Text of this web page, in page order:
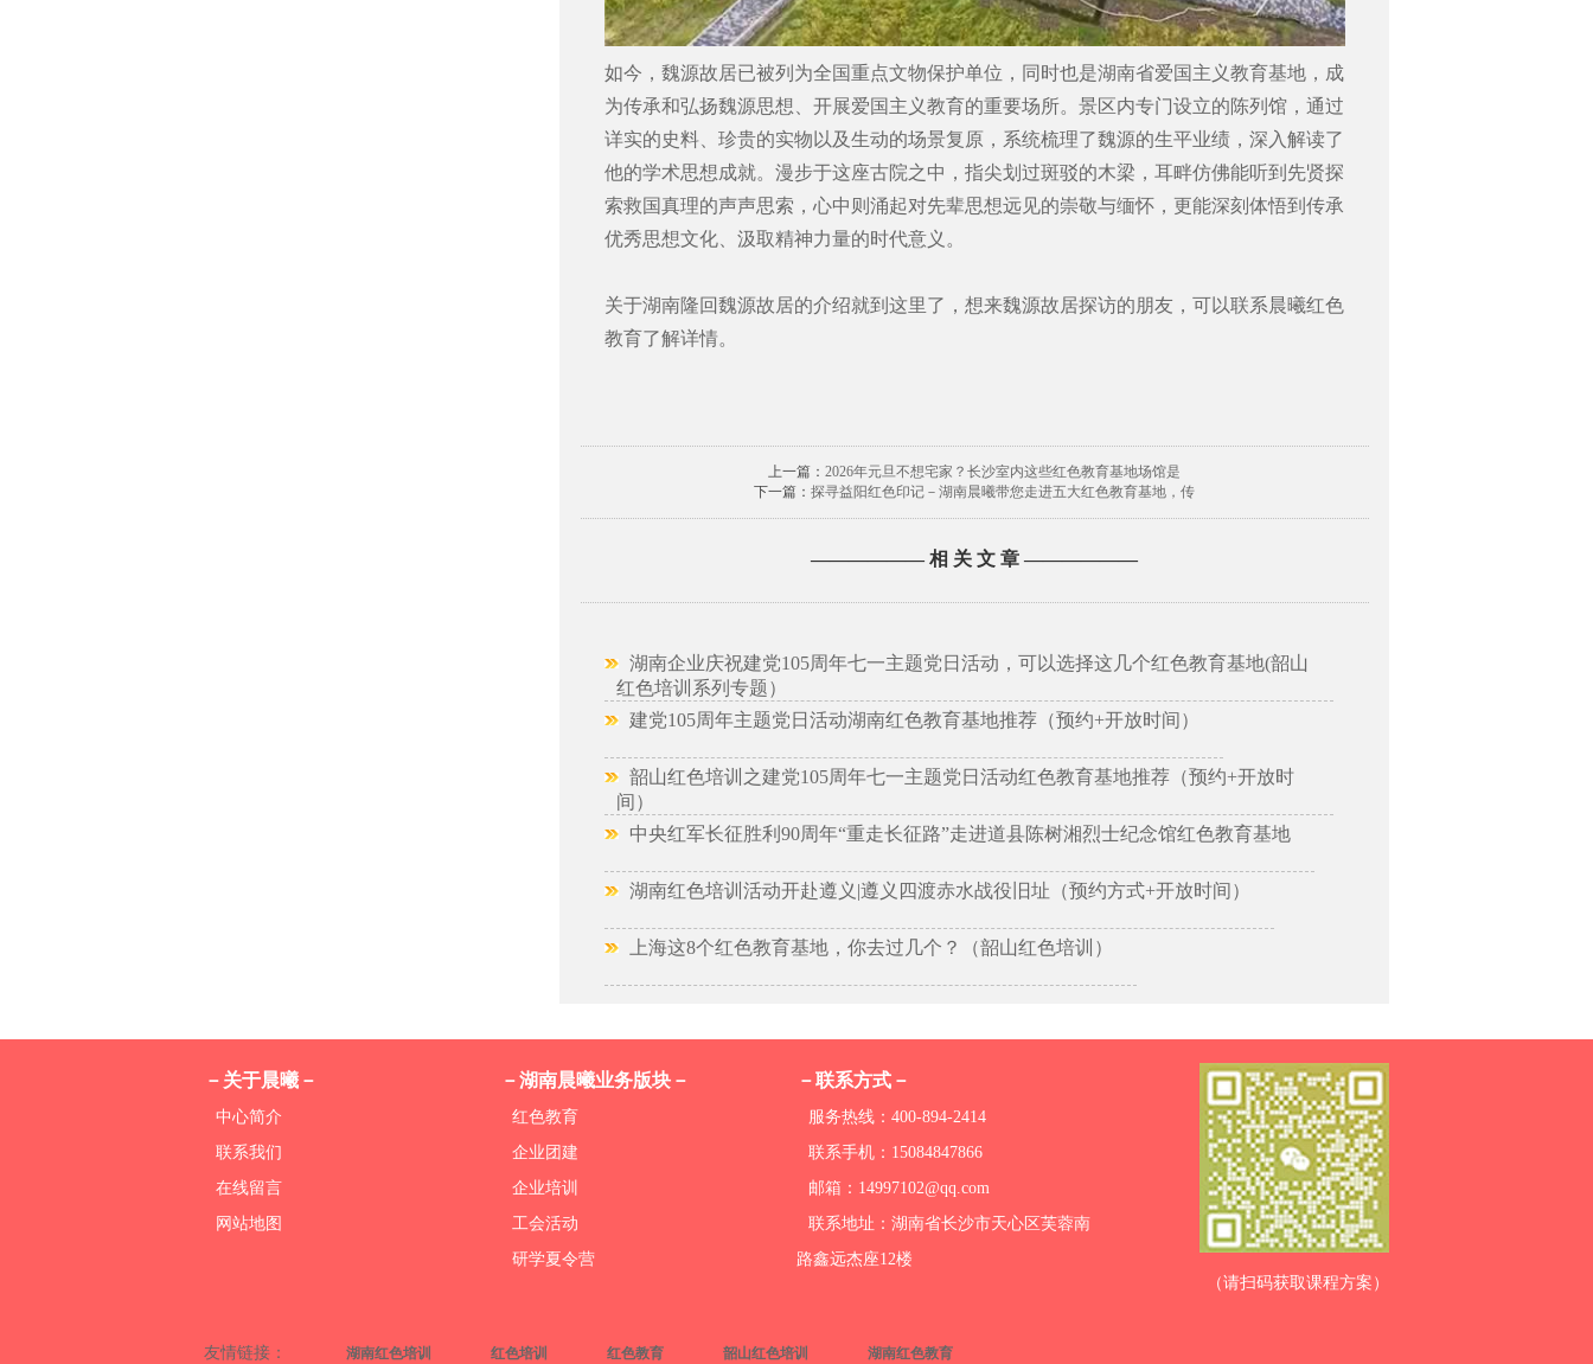
如今，魏源故居已被列为全国重点文物保护单位，同时也是湖南省爱国主义教育基地，成
为传承和弘扬魏源思想、开展爱国主义教育的重要场所。景区内专门设立的陈列馆，通过
详实的史料、珍贵的实物以及生动的场景复原，系统梳理了魏源的生平业绩，深入解读了
他的学术思想成就。漫步于这座古院之中，指尖划过斑驳的木梁，耳畔仿佛能听到先贤探
索救国真理的声声思索，心中则涌起对先辈思想远见的崇敬与缅怀，更能深刻体悟到传承
优秀思想文化、汲取精神力量的时代意义。
关于湖南隆回魏源故居的介绍就到这里了，想来魏源故居探访的朋友，可以联系晨曦红色
教育了解详情。
上一篇： 2026年元旦不想宅家？长沙室内这些红色教育基地场馆是
下一篇： 探寻益阳红色印记－湖南晨曦带您走进五大红色教育基地，传
—————— 相 关 文 章 ——————
湖南企业庆祝建党105周年七一主题党日活动，可以选择这几个红色教育基地(韶山
红色培训系列专题）
建党105周年主题党日活动湖南红色教育基地推荐（预约+开放时间）
韶山红色培训之建党105周年七一主题党日活动红色教育基地推荐（预约+开放时
间）
中央红军长征胜利90周年“重走长征路”走进道县陈树湘烈士纪念馆红色教育基地
湖南红色培训活动开赴遵义|遵义四渡赤水战役旧址（预约方式+开放时间）
上海这8个红色教育基地，你去过几个？（韶山红色培训）
－关于晨曦－
中心简介
联系我们
在线留言
网站地图
－湖南晨曦业务版块－
红色教育
企业团建
企业培训
工会活动
研学夏令营
－联系方式－
服务热线：400-894-2414
联系手机：15084847866
邮箱：14997102@qq.com
联系地址：湖南省长沙市天心区芙蓉南
路鑫远杰座12楼
（请扫码获取课程方案）
友情链接： 湖南红色培训 红色培训 红色教育 韶山红色培训 湖南红色教育